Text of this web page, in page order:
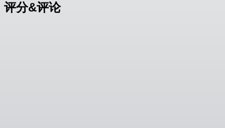
评分&评论